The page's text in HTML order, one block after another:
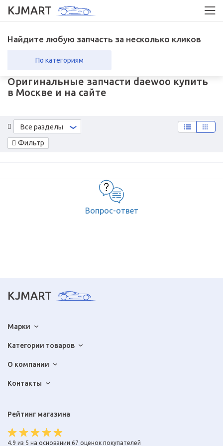
KJMART
в регионы Возврат
Найдите любую запчасть за несколько кликов
По категориям
Оригинальные запчасти daewoo купить
в Москве и на сайте
Фильтр
Все разделы
Вопрос-ответ
KJMART
Марки
Категории товаров
О компании
Контакты
Рейтинг магазина
4.9 из 5 на основании 67 оценок покупателей